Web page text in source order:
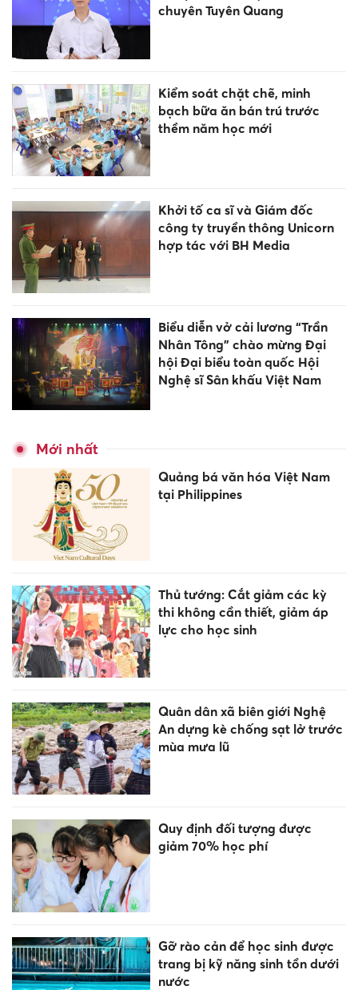
chuyên Tuyên Quang
Kiểm soát chặt chẽ, minh
bạch bữa ăn bán trú trước
thềm năm học mới
Khởi tố ca sĩ và Giám đốc
công ty truyền thông Unicorn
hợp tác với BH Media
Biểu diễn vở cải lương “Trần
Nhân Tông” chào mừng Đại
hội Đại biểu toàn quốc Hội
Nghệ sĩ Sân khấu Việt Nam
Mới nhất
Quảng bá văn hóa Việt Nam
tại Philippines
Thủ tướng: Cắt giảm các kỳ
thi không cần thiết, giảm áp
lực cho học sinh
Quân dân xã biên giới Nghệ
An dựng kè chống sạt lở trước
mùa mưa lũ
Quy định đối tượng được
giảm 70% học phí
Gỡ rào cản để học sinh được
trang bị kỹ năng sinh tồn dưới
nước